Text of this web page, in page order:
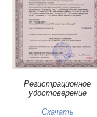
Регистрационное
удостоверение
Скачать